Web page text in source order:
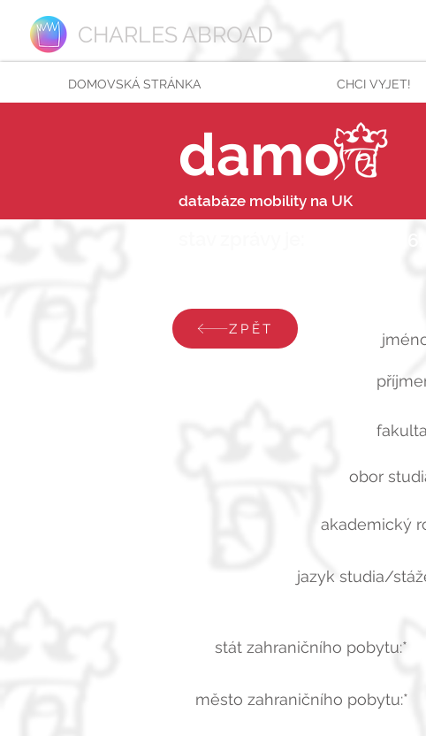
CHARLES ABROAD
DOMOVSKÁ STRÁNKA CHCI VYJET!
damo
databáze mobility na UK
ZPĚT
obor
akademický
jazyk studia/
stát zahraničního pobytu:*
město zahraničního pobytu:*